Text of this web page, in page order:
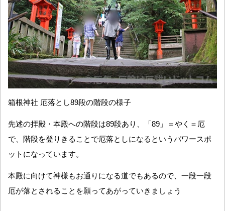
箱根神社 厄落とし89段の階段の様子
先述の拝殿・本殿への階段は89段あり、「89」＝やく＝厄
で、階段を登りきることで厄落としになるというパワースポ
ットになっています。
本殿に向けて神様もお通りになる道でもあるので、一段一段
厄が落とされることを願ってあがっていきましょう